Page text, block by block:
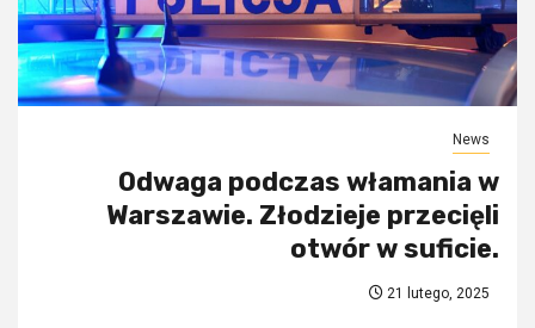
News
Odwaga podczas włamania w
Warszawie. Złodzieje przecięli
otwór w suficie.
21 lutego, 2025